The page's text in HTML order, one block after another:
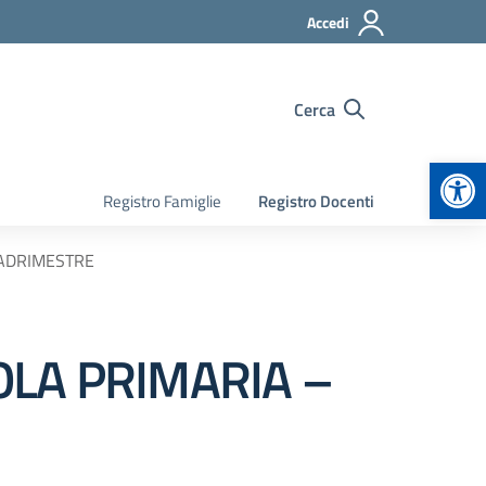
Accedi
Cerca
Registro Famiglie Registro Docenti
PRIMARIA –